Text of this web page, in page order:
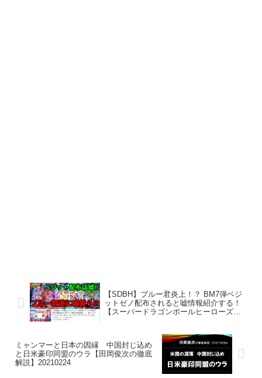
【SDBH】ブルー君炎上！？ BM7弾ベジ
ットゼノ配布されると嘘情報紹介する！
【スーパードラゴンボールヒーローズ
ミャンマーと日本の因縁 中国封じ込め
と日米豪印同盟のウラ【田岡俊次の徹底
解説】20210224